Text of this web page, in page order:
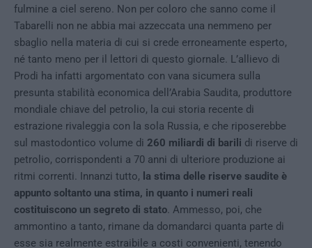
fulmine a ciel sereno. Non per coloro che sanno come il
Tabarelli non ne abbia mai azzeccata una nemmeno per
sbaglio nella materia di cui si crede erroneamente esperto,
né tanto meno per il lettori di questo giornale. L’allievo di
Prodi ha infatti argomentato con vana sicumera sulla
presunta stabilità economica dell’Arabia Saudita, produttore
mondiale chiave del petrolio, la cui storia recente di
estrazione rivaleggia con la sola Russia, e che riposerebbe
sul mastodontico volume di 260 miliardi di barili di riserve di
petrolio, corrispondenti a 70 anni di ulteriore produzione ai
ritmi correnti. Innanzi tutto, la stima delle riserve saudite è
appunto soltanto una stima, in quanto i numeri reali
costituiscono un segreto di stato. Ammesso, poi, che
ammontino a tanto, rimane da domandarci quanta parte di
esse sia realmente estraibile a costi convenienti, tenendo